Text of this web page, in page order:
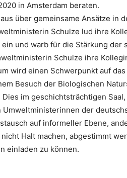
in Amsterdam beraten.
über gemeinsame Ansätze in
Schulze lud ihre
und warb für die Stärkung
Schulze ihre
wird einen Schwerpunkt auf
Besuch der Biologischen
im geschichtsträchtigen
der
auf informeller Ebene,
Halt machen, abgestimmt
einladen zu können.